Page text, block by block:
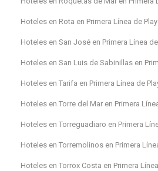
Hoteles en Rota en Primera Línea de
Hoteles en San José en Primera Línea
Hoteles en San Luis de Sabinillas en
Hoteles en Tarifa en Primera Línea de
Hoteles en Torre del Mar en Primera
Hoteles en Torreguadiaro en Primera
Hoteles en Torremolinos en Primera
Hoteles en Torrox Costa en Primera